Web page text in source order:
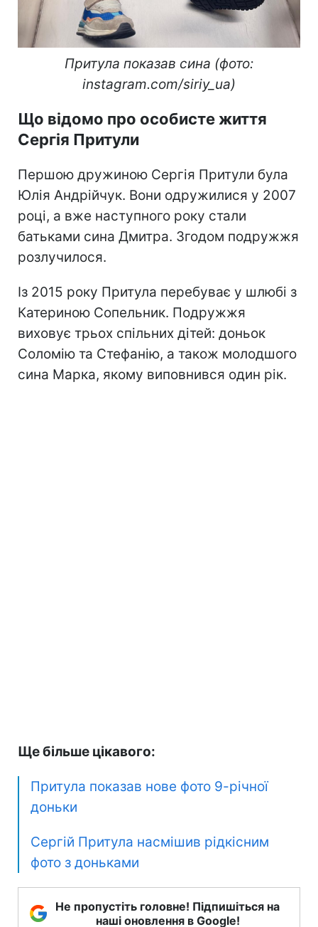
Притула показав сина (фото:
instagram.com/siriy_ua)
Що відомо про особисте життя
Сергія Притули
Першою дружиною Сергія Притули була
Юлія Андрійчук. Вони одружилися у 2007
році, а вже наступного року стали
батьками сина Дмитра. Згодом подружжя
розлучилося.
Із 2015 року Притула перебуває у шлюбі з
Катериною Сопельник. Подружжя
виховує трьох спільних дітей: доньок
Соломію та Стефанію, а також молодшого
сина Марка, якому виповнився один рік.
Ще більше цікавого:
Притула показав нове фото 9-річної
доньки
Сергій Притула насмішив рідкісним
фото з доньками
Не пропустіть головне! Підпишіться на
наші оновлення в Google!